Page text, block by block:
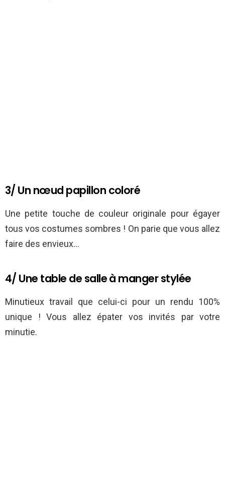
3/ Un nœud papillon coloré
Une petite touche de couleur originale pour égayer
tous vos costumes sombres ! On parie que vous allez
faire des envieux…
4/ Une table de salle à manger stylée
Minutieux travail que celui-ci pour un rendu 100%
unique ! Vous allez épater vos invités par votre
minutie.